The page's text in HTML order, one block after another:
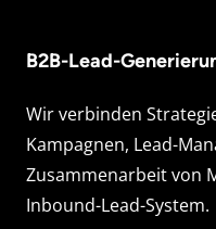
B2B-Lead-
Wir verbinden
Kampagnen, Lead-
Zusammenarbeit von
Inbound-Lead-System.